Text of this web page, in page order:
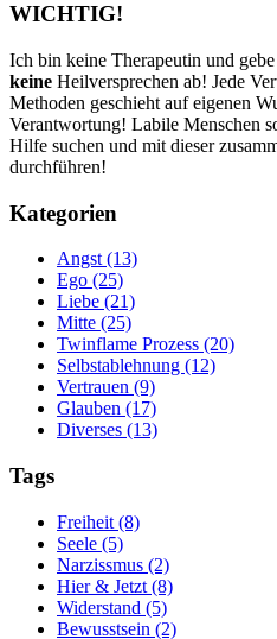
WICHTIG!
Ich bin keine Therapeutin und
keine Heilversprechen ab! Jede
Methoden geschieht auf eigenen
Verantwortung! Labile Menschen
Hilfe suchen und mit dieser
durchführen!
Kategorien
Angst (13)
Ego (25)
Liebe (21)
Mitte (25)
Twinflame Prozess (20)
Selbstablehnung (12)
Vertrauen (9)
Glauben (17)
Diverses (13)
Tags
Freiheit (8)
Seele (5)
Narzissmus (2)
Hier & Jetzt (8)
Widerstand (5)
Bewusstsein (2)